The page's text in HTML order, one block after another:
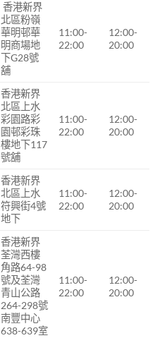
香港新界
北區粉嶺
華明邨華
明商場地
下G28號
舖
11:00-
22:00
12:00-
20:00
香港新界
北區上水
彩園路彩
園邨彩珠
樓地下117
號舖
11:00-
22:00
12:00-
20:00
香港新界
北區上水
符興街4號
地下
11:00-
22:00
12:00-
20:00
香港新界
荃灣西樓
角路64-98
號及荃灣
青山公路
264-298號
南豐中心
638-639室
11:00-
22:00
12:00-
20:00